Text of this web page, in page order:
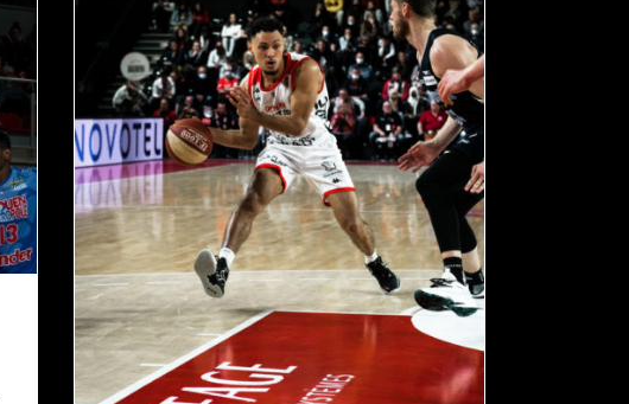
MERCI ARMAND !
actualités pro b